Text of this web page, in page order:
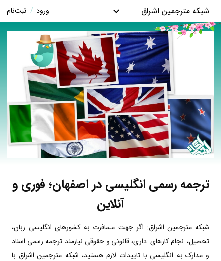
شبکه مترجمین اشراق ورود / ثبت‌نام
ترجمه رسمی انگلیسی در اصفهان؛ فوری و
آنلاین
شبکه مترجمین اشراق: اگر جهت مسافرت به کشورهای انگلیسی زبان،
تحصیل، انجام کارهای اداری، قانونی و حقوقی نیازمند ترجمه رسمی اسناد
و مدارک به انگلیسی با تاییدات لازم هستید، شبکه مترجمین اشراق با